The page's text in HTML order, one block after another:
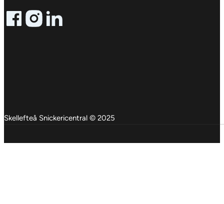
Follow me on Facebook
Follow me on X
Follow me on LinkedIn
Skellefteå Snickericentral © 2025